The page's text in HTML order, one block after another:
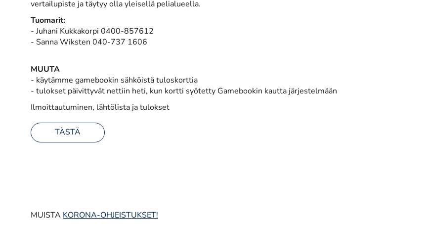
vertailupiste ja täytyy olla yleisellä pelialueella.
Tuomarit:
- Juhani Kukkakorpi 0400-857612
- Sanna Wiksten 040-737 1606
MUUTA
- käytämme gamebookin sähköistä tuloskorttia
- tulokset päivittyvät nettiin heti, kun kortti syötetty Gamebookin kautta järjestelmään
Ilmoittautuminen, lähtölista ja tulokset
TÄSTÄ
MUISTA KORONA-OHJEISTUKSET!